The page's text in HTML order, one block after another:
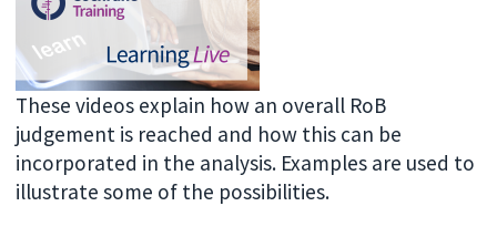
These videos explain how an overall RoB
judgement is reached and how this can be
incorporated in the analysis. Examples are used to
illustrate some of the possibilities.